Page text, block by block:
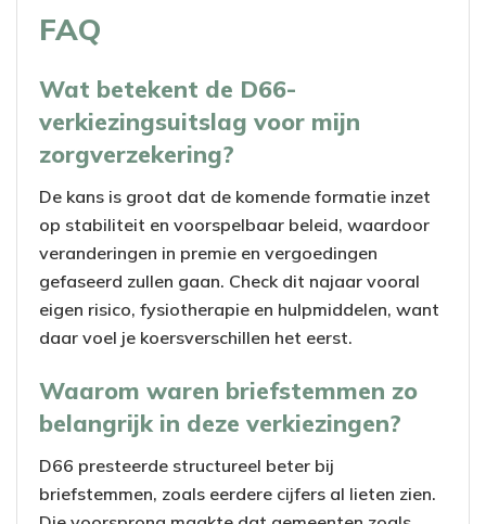
FAQ
Wat betekent de D66-
verkiezingsuitslag voor mijn
zorgverzekering?
De kans is groot dat de komende formatie inzet
op stabiliteit en voorspelbaar beleid, waardoor
veranderingen in premie en vergoedingen
gefaseerd zullen gaan. Check dit najaar vooral
eigen risico, fysiotherapie en hulpmiddelen, want
daar voel je koersverschillen het eerst.
Waarom waren briefstemmen zo
belangrijk in deze verkiezingen?
D66 presteerde structureel beter bij
briefstemmen, zoals eerdere cijfers al lieten zien.